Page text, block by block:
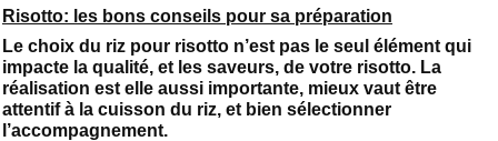
Risotto: les bons conseils pour sa préparation
Le choix du riz pour risotto n’est pas le seul élément qui
impacte la qualité, et les saveurs, de votre risotto. La
réalisation est elle aussi importante, mieux vaut être
attentif à la cuisson du riz, et bien sélectionner
l’accompagnement.